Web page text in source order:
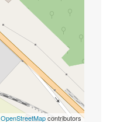
OpenStreetMapcontributors